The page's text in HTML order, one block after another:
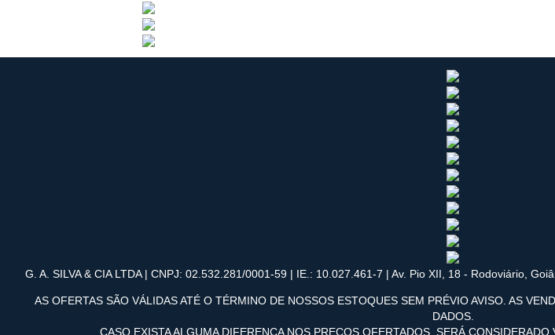
G. A. SILVA & CIA LTDA | CNPJ: 02.532.281/0001-59 | IE.: 10.027.461-7 | Av. Pio XII, 18 - Rodoviário,
AS OFERTAS SÃO VÁLIDAS ATÉ O TÉRMINO DE NOSSOS ESTOQUES SEM PRÉVIO AVISO. AS
DADOS.
CASO EXISTA ALGUMA DIFERENÇA NOS PREÇOS OFERTADOS, SERÁ